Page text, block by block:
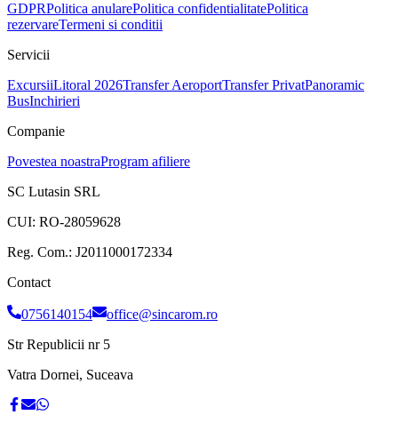
GDPRPolitica anularePolitica confidentialitatePolitica
rezervareTermeni si conditii
Servicii
ExcursiiLitoral 2026Transfer AeroportTransfer PrivatPanoramic
BusInchirieri
Companie
Povestea noastraProgram afiliere
SC Lutasin SRL
CUI: RO-28059628
Reg. Com.: J2011000172334
Contact
0756140154
office@sincarom.ro
Str Republicii nr 5
Vatra Dornei, Suceava